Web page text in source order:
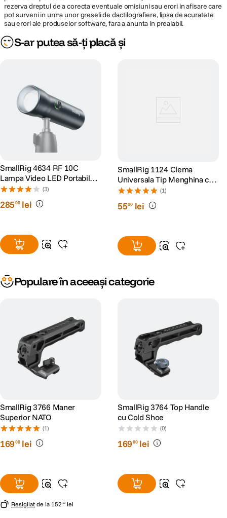
rezerva dreptul de a corecta eventuale omisiuni sau erori in afisare care
pot surveni in urma unor greseli de dactilografiere, lipsa de acuratete
sau erori ale produselor software, fara a anunta in prealabil.
S-ar putea să-ți placă și
SmallRig 4634 RF 10C
Lampa Video LED Portabila
10W cu Focus Ajustabil
10°-60°
(3)
28500 lei
SmallRig 1124 Clema
Universala Tip Menghina cu
Cap Bila
(1)
5500 lei
Populare în aceeași categorie
SmallRig 3766 Maner
Superior NATO
(1)
16900 lei
Resigilat de la 152 10 lei
SmallRig 3764 Top Handle
cu Cold Shoe
(0)
16900 lei